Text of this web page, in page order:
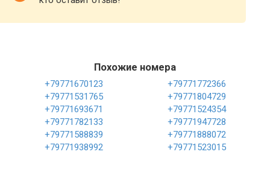
Похожие номера
+79771670123
+79771772366
+79771531765
+79771804729
+79771693671
+79771524354
+79771782133
+79771947728
+79771588839
+79771888072
+79771938992
+79771523015